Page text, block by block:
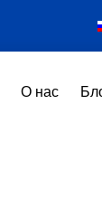
О нас